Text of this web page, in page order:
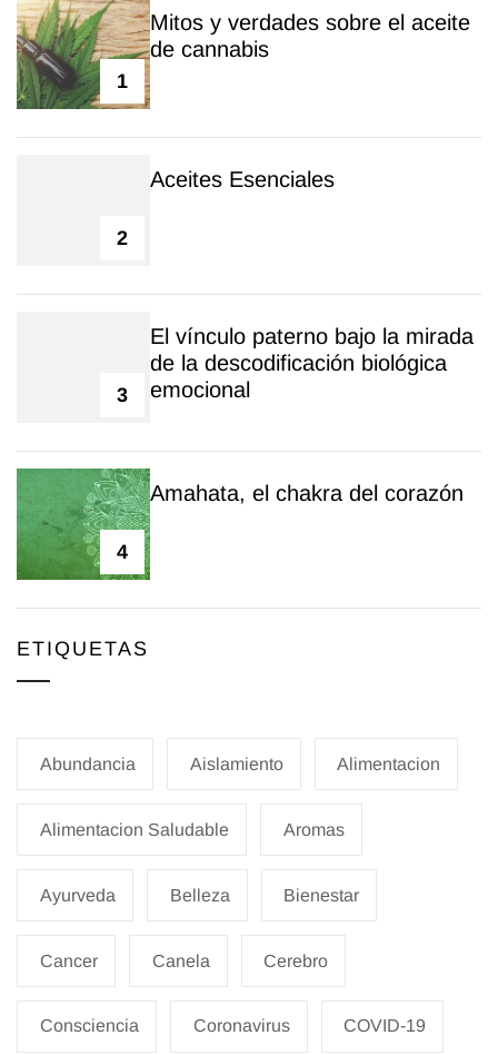
1
Mitos y verdades sobre el aceite
de cannabis
2
Aceites Esenciales
3
El vínculo paterno bajo la mirada
de la descodificación biológica
emocional
4
Amahata, el chakra del corazón
ETIQUETAS
Abundancia Aislamiento Alimentacion
Alimentacion Saludable Aromas
Ayurveda Belleza Bienestar
Cancer Canela Cerebro
Consciencia Coronavirus COVID-19